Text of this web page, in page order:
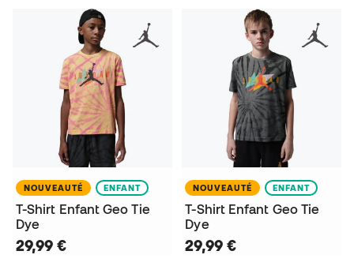
NOUVEAUTÉ ENFANT
T-Shirt Enfant Geo Tie
Dye
29,99 €
NOUVEAUTÉ ENFANT
T-Shirt Enfant Geo Tie
Dye
29,99 €